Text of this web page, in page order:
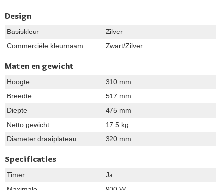
Design
Basiskleur
Zilver
Commerciële kleurnaam
Zwart/Zilver
Maten en gewicht
Hoogte
310 mm
Breedte
517 mm
Diepte
475 mm
Netto gewicht
17.5 kg
Diameter draaiplateau
320 mm
Specificaties
Timer
Ja